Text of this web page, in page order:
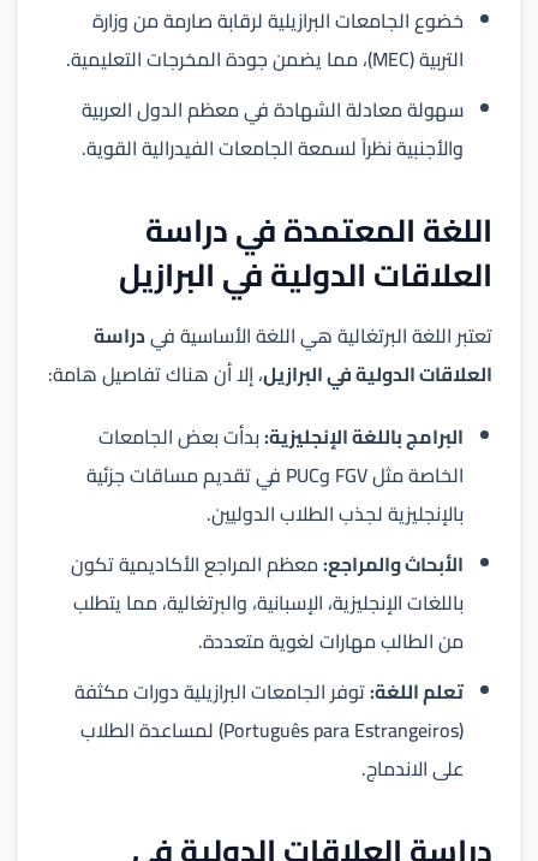
خضوع الجامعات البرازيلية لرقابة صارمة من وزارة
التربية (MEC)، مما يضمن جودة المخرجات التعليمية.
سهولة معادلة الشهادة في معظم الدول العربية
والأجنبية نظراً لسمعة الجامعات الفيدرالية القوية.
اللغة المعتمدة في دراسة
العلاقات الدولية في البرازيل
تعتبر اللغة البرتغالية هي اللغة الأساسية فيدراسة
العلاقات الدولية في البرازيل، إلا أن هناك تفاصيل هامة:
البرامج باللغة الإنجليزية:بدأت بعض الجامعات
الخاصة مثل FGV وPUC في تقديم مساقات جزئية
بالإنجليزية لجذب الطلاب الدوليين.
الأبحاث والمراجع:معظم المراجع الأكاديمية تكون
باللغات الإنجليزية، الإسبانية، والبرتغالية، مما يتطلب
من الطالب مهارات لغوية متعددة.
تعلم اللغة:توفر الجامعات البرازيلية دورات مكثفة
(Português para Estrangeiros) لمساعدة الطلاب
على الاندماج.